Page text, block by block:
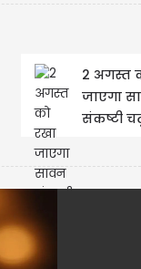
2 अगस्त
जाएगा
संकष्टी